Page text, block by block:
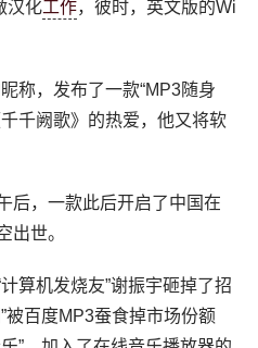
汉化工作，彼时，英文版的Wi
称，发布了一款“MP3随身
千阙歌》的热爱，他又将软
后，一款此后开启了中国在
出世。
算机发烧友”谢振宇砸掉了招
被百度MP3蚕食掉市场份额